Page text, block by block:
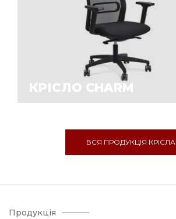
КРІСЛО CHARM
ВСЯ ПРОДУКЦІЯ КРІСЛА
Продукція